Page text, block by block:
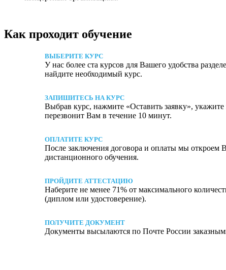
Как проходит обучение
ВЫБЕРИТЕ КУРС
У нас более ста курсов для Вашего удобства
найдите необходимый курс.
ЗАПИШИТЕСЬ НА КУРС
Выбрав курс, нажмите «Оставить заявку»,
перезвонит Вам в течение 10 минут.
ОПЛАТИТЕ КУРС
После заключения договора и оплаты мы откроем
дистанционного обучения.
ПРОЙДИТЕ АТТЕСТАЦИЮ
Наберите не менее 71% от максимального
(диплом или удостоверение).
ПОЛУЧИТЕ ДОКУМЕНТ
Документы высылаются по Почте России